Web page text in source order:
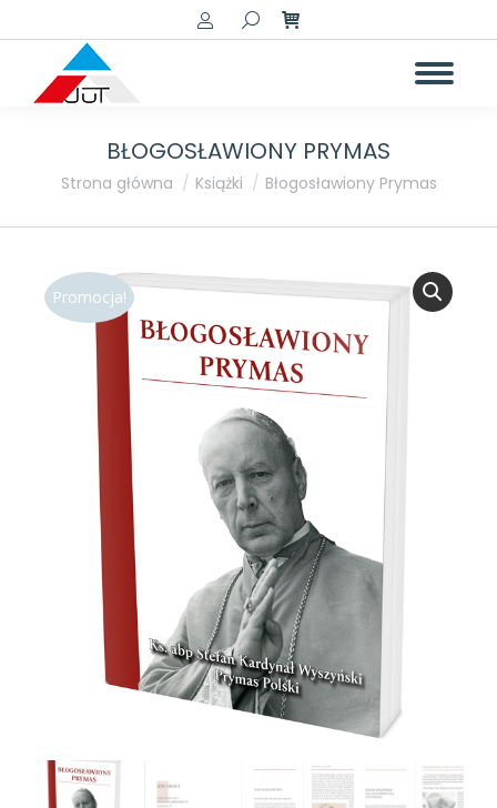
Szukaj:
BŁOGOSŁAWIONY PRYMAS
Jesteś tutaj:
Strona główna Książki Błogosławiony Prymas
Promocja!